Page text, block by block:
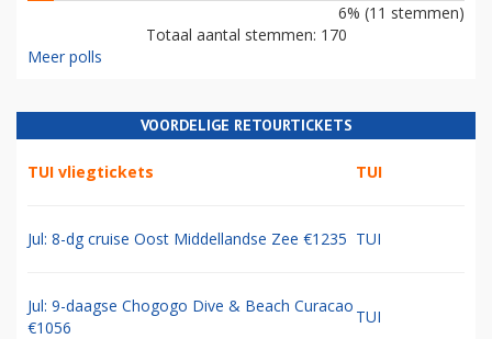
6% (11 stemmen)
Totaal aantal stemmen: 170
Meer polls
VOORDELIGE RETOURTICKETS
TUI vliegtickets TUI
Jul: 8-dg cruise Oost Middellandse Zee €1235 TUI
Jul: 9-daagse Chogogo Dive & Beach Curacao
€1056
TUI